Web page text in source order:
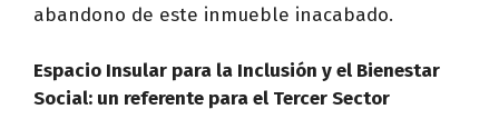
abandono de este inmueble inacabado.
Espacio Insular para la Inclusión y el Bienestar
Social: un referente para el Tercer Sector